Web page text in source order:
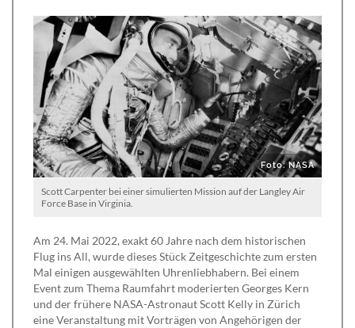
Foto: NASA
Scott Carpenter bei einer simulierten Mission auf der Langley Air
Force Base in Virginia.
Am 24. Mai 2022, exakt 60 Jahre nach dem historischen
Flug ins All, wurde dieses Stück Zeitgeschichte zum ersten
Mal einigen ausgewählten Uhrenliebhabern. Bei einem
Event zum Thema Raumfahrt moderierten Georges Kern
und der frühere NASA-Astronaut Scott Kelly in Zürich
eine Veranstaltung mit Vorträgen von Angehörigen der